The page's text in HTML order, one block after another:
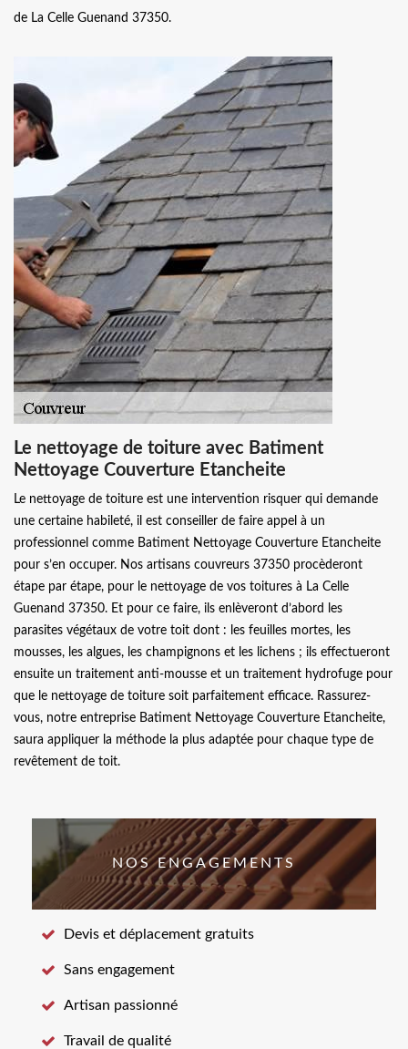
de La Celle Guenand 37350.
Le nettoyage de toiture avec Batiment
Nettoyage Couverture Etancheite
Le nettoyage de toiture est une intervention risquer qui demande
une certaine habileté, il est conseiller de faire appel à un
professionnel comme Batiment Nettoyage Couverture Etancheite
pour s’en occuper. Nos artisans couvreurs 37350 procèderont
étape par étape, pour le nettoyage de vos toitures à La Celle
Guenand 37350. Et pour ce faire, ils enlèveront d’abord les
parasites végétaux de votre toit dont : les feuilles mortes, les
mousses, les algues, les champignons et les lichens ; ils effectueront
ensuite un traitement anti-mousse et un traitement hydrofuge pour
que le nettoyage de toiture soit parfaitement efficace. Rassurez-
vous, notre entreprise Batiment Nettoyage Couverture Etancheite,
saura appliquer la méthode la plus adaptée pour chaque type de
revêtement de toit.
NOS ENGAGEMENTS
Devis et déplacement gratuits
Sans engagement
Artisan passionné
Travail de qualité